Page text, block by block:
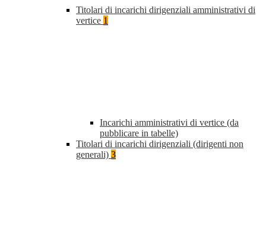
Titolari di incarichi dirigenziali amministrativi di
vertice 1
Incarichi amministrativi di vertice (da
pubblicare in tabelle)
Titolari di incarichi dirigenziali (dirigenti non
generali) 3